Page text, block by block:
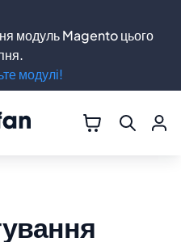
модуль Magento цього
модулі!